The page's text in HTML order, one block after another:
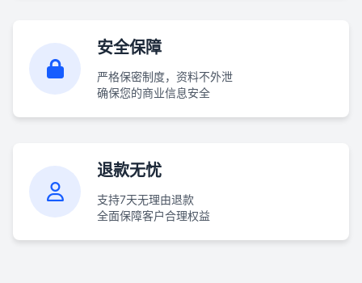
安全保障
严格保密制度，资料不外泄
确保您的商业信息安全
退款无忧
支持7天无理由退款
全面保障客户合理权益